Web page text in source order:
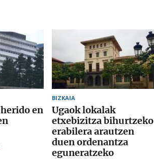
en
BIZKAIA
Ugaok lokalak
etxebizitza bihurtzeko
erabilera arautzen
duen ordenantza
eguneratzeko